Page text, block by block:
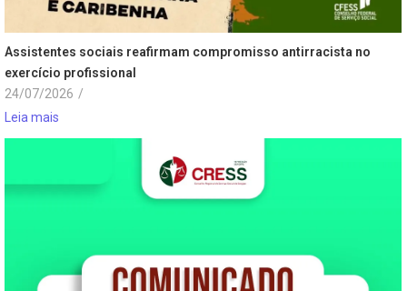
Assistentes sociais reafirmam compromisso antirracista no
exercício profissional
24/07/2026 /
Leia mais